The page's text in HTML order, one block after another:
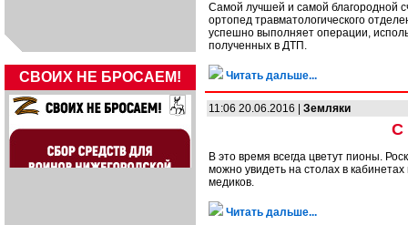
СВОИХ НЕ БРОСАЕМ!
Самой лучшей и самой благородной
ортопед травматологического
успешно выполняет операции,
полученных в ДТП.
Читать дальше...
11:06 20.06.2016 | Земляки
С
В это время всегда цветут пионы.
можно увидеть на столах в
медиков.
Читать дальше...